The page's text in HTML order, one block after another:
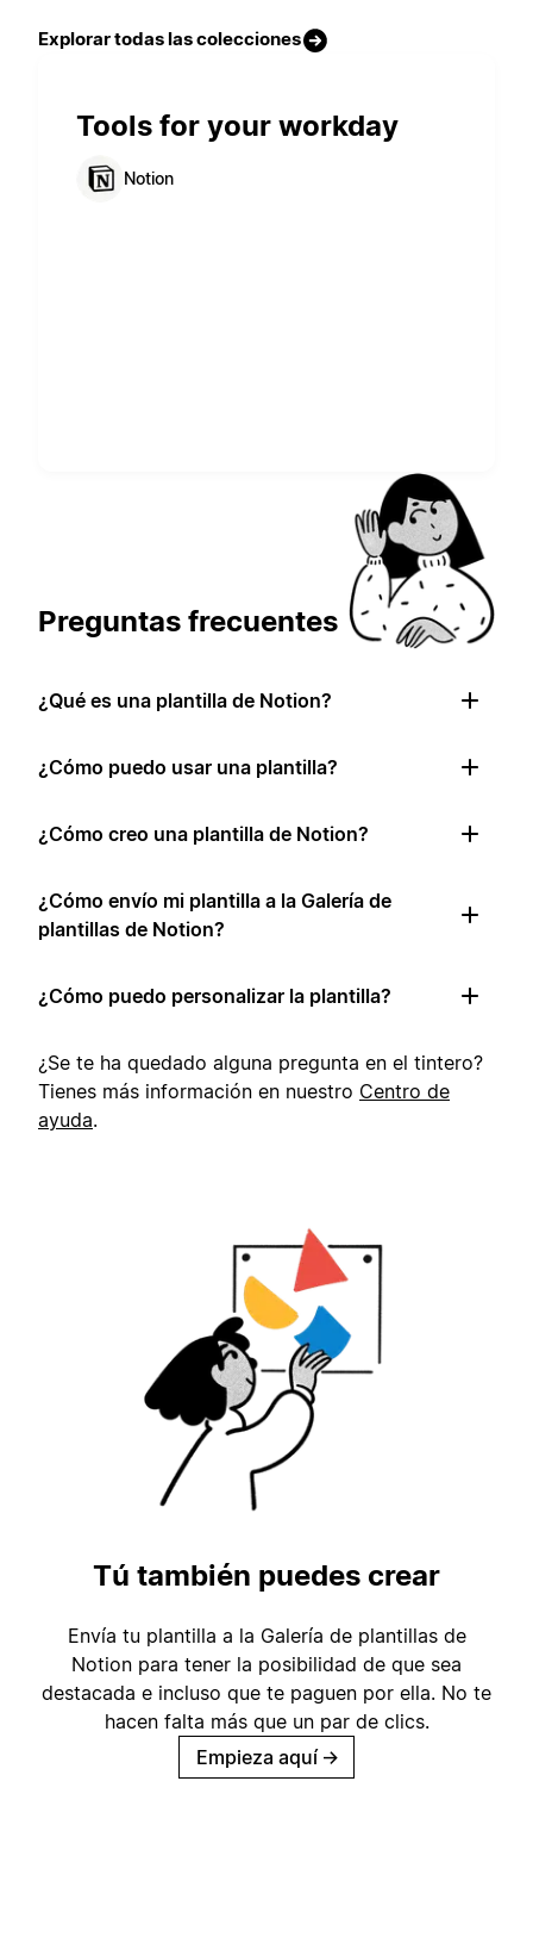
Explorar todas las colecciones
Tools for your workday
Notion
Preguntas frecuentes
¿Qué es una plantilla de Notion?
¿Cómo puedo usar una plantilla?
¿Cómo creo una plantilla de Notion?
¿Cómo envío mi plantilla a la Galería de
plantillas de Notion?
¿Cómo puedo personalizar la plantilla?
¿Se te ha quedado alguna pregunta en el tintero?
Tienes más información en nuestro Centro de
ayuda.
Tú también puedes crear
Envía tu plantilla a la Galería de plantillas de
Notion para tener la posibilidad de que sea
destacada e incluso que te paguen por ella. No te
hacen falta más que un par de clics.
Empieza aquí →